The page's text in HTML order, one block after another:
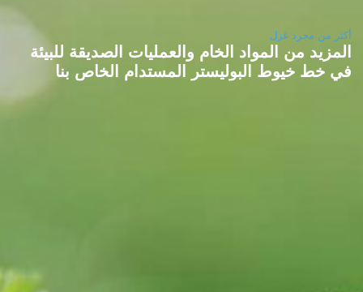
أكثر من مجرد غزل
المزيد من المواد الخام والعمليات الصديقة للبيئة
في خط خيوط البوليستر المستدام الخاص بنا